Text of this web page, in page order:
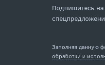
Подпишитесь
Заполняя данную
обработки и